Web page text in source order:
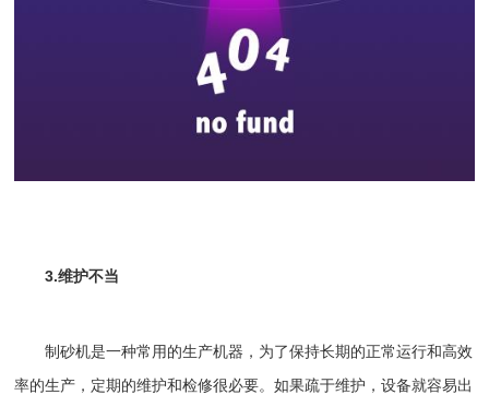
3.维护不当
制砂机是一种常用的生产机器，为了保持长期的正常运行和高效
率的生产，定期的维护和检修很必要。如果疏于维护，设备就容易出